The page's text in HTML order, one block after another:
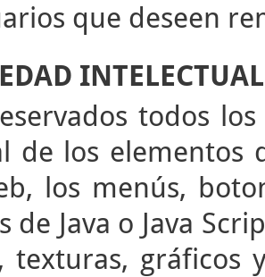
que deseen
todos
de los elementos
los menús,
de Java o Java
texturas,